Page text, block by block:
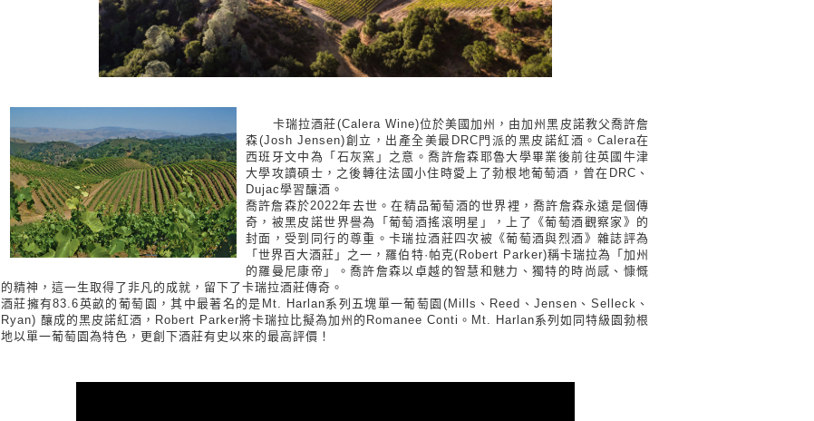
卡瑞拉酒莊(Calera Wine)位於美國加州，由加州黑皮諾教父喬許詹
森(Josh Jensen)創立，出產全美最DRC門派的黑皮諾紅酒。Calera在
西班牙文中為「石灰窯」之意。喬許詹森耶魯大學畢業後前往英國牛津
大學攻讀碩士，之後轉往法國小住時愛上了勃根地葡萄酒，曾在DRC、
Dujac學習釀酒。
喬許詹森於2022年去世。在精品葡萄酒的世界裡，喬許詹森永遠是個傳
奇，被黑皮諾世界譽為「葡萄酒搖滾明星」，上了《葡萄酒觀察家》的
封面，受到同行的尊重。卡瑞拉酒莊四次被《葡萄酒與烈酒》雜誌評為
「世界百大酒莊」之一，羅伯特·帕克(Robert Parker)稱卡瑞拉為「加州
的羅曼尼康帝」。喬許詹森以卓越的智慧和魅力、獨特的時尚感、慷慨
的精神，這一生取得了非凡的成就，留下了卡瑞拉酒莊傳奇。
酒莊擁有83.6英畝的葡萄園，其中最著名的是Mt. Harlan系列五塊單一葡萄園(Mills、Reed、Jensen、Selleck、
Ryan) 釀成的黑皮諾紅酒，Robert Parker將卡瑞拉比擬為加州的Romanee Conti。Mt. Harlan系列如同特級園勃根
地以單一葡萄園為特色，更創下酒莊有史以來的最高評價！